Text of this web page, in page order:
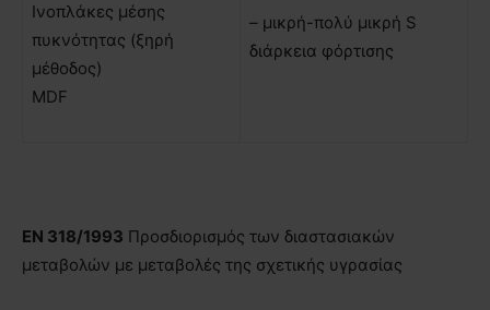
– μικρή-πολύ μικρή S
διάρκεια φόρτισης
Ινοπλάκες μέσης
πυκνότητας (ξηρή
μέθοδος)
ΜDF
EN 318/1993 Προσδιορισμός των διαστασιακών
μεταβολών µε μεταβολές της σχετικής υγρασίας